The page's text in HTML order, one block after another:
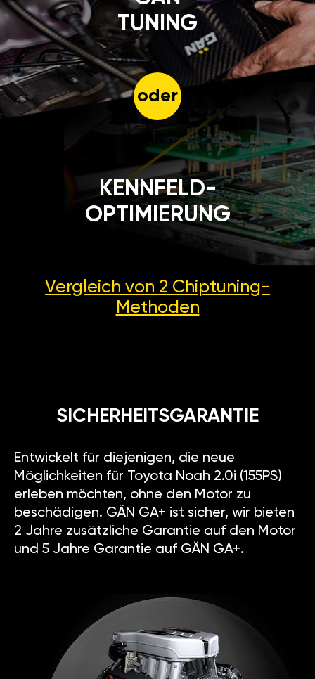
TUNING
oder
KENNFELD-
OPTIMIERUNG
Vergleich von 2 Chiptuning-
Methoden
SICHERHEITSGARANTIE
Entwickelt für diejenigen, die neue
Möglichkeiten für Toyota Noah 2.0i (155PS)
erleben möchten, ohne den Motor zu
beschädigen. GÄN GA+ ist sicher, wir bieten
2 Jahre zusätzliche Garantie auf den Motor
und 5 Jahre Garantie auf GÄN GA+.